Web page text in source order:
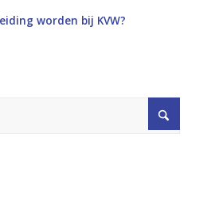
worden bij KVW?